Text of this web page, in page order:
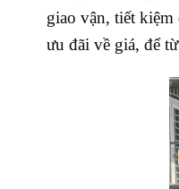
giao vận, tiết
ưu đãi về giá, để